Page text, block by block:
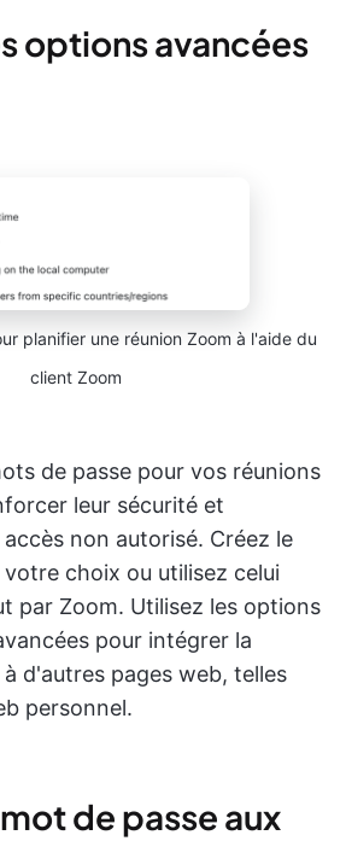
options avancées
planifier une réunion Zoom à l'aide du
client Zoom
de passe pour vos réunions
leur sécurité et
non autorisé. Créez le
choix ou utilisez celui
par Zoom. Utilisez les options
pour intégrer la
d'autres pages web, telles
personnel.
de passe aux